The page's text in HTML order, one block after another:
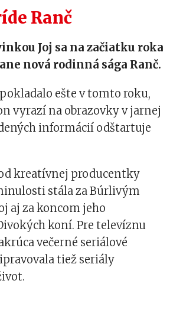
Ranč
Joj sa na začiatku roka
nová rodinná sága Ranč.
ešte v tomto roku,
vyrazí na obrazovky v jarnej
informácií odštartuje
kreatívnej producentky
stála za Búrlivým
aj za koncom jeho
koní. Pre televíznu
večerné seriálové
tiež seriály